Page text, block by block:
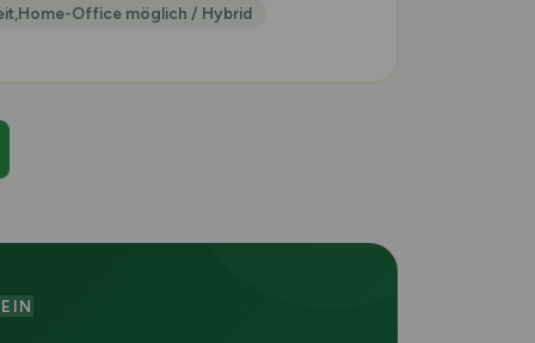
Office möglich / Hybrid